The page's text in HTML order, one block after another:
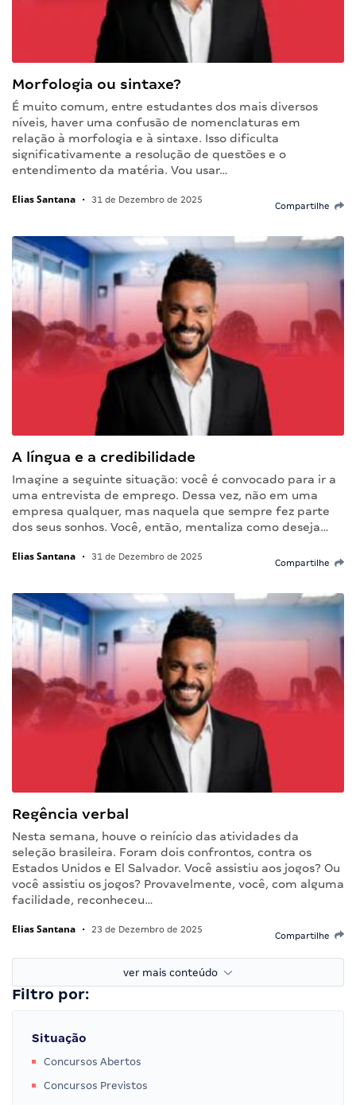
Morfologia ou sintaxe?
É muito comum, entre estudantes dos mais diversos
níveis, haver uma confusão de nomenclaturas em
relação à morfologia e à sintaxe. Isso dificulta
significativamente a resolução de questões e o
entendimento da matéria. Vou usar…
Elias Santana • 31 de Dezembro de 2025
Compartilhe
A língua e a credibilidade
Imagine a seguinte situação: você é convocado para ir a
uma entrevista de emprego. Dessa vez, não em uma
empresa qualquer, mas naquela que sempre fez parte
dos seus sonhos. Você, então, mentaliza como deseja…
Elias Santana • 31 de Dezembro de 2025
Compartilhe
Regência verbal
Nesta semana, houve o reinício das atividades da
seleção brasileira. Foram dois confrontos, contra os
Estados Unidos e El Salvador. Você assistiu aos jogos? Ou
você assistiu os jogos? Provavelmente, você, com alguma
facilidade, reconheceu…
Elias Santana • 23 de Dezembro de 2025
Compartilhe
ver mais conteúdo
Filtro por:
Situação
Concursos Abertos
Concursos Previstos